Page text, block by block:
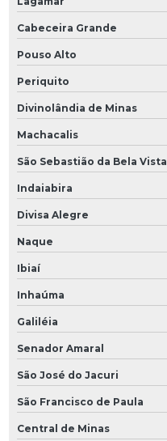
Cabeceira Grande
Pouso Alto
Periquito
Divinolândia de Minas
Machacalis
São Sebastião da Bela Vista
Indaiabira
Divisa Alegre
Naque
Ibiaí
Inhaúma
Galiléia
Senador Amaral
São José do Jacuri
São Francisco de Paula
Central de Minas